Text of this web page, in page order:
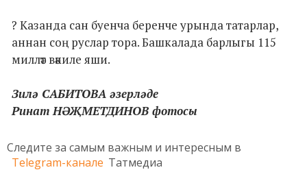
? Казанда сан буенча беренче урында татарлар,
аннан соң руслар тора. Башкалада барлыгы 115
милләт вәкиле яши.
Зилә САБИТОВА әзерләде
Ринат НӘҖМЕТДИНОВ фотосы
Следите за самым важным и интересным в
Telegram-канале Татмедиа